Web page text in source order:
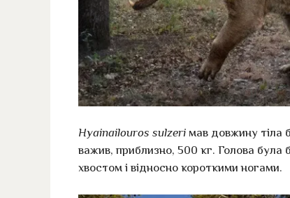
Hyainailouros sulzeri мав довжину тіла
важив, приблизно, 500 кг. Голова була
хвостом і відносно короткими ногами.